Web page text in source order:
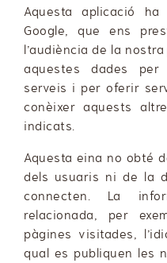
Aquesta aplicació
Google, que ens
l’audiència de la
aquestes dades
serveis i per oferir
conèixer aquests
indicats.
Aquesta eina no obté
dels usuaris ni de la
connecten. La
relacionada, per
pàgines visitades,
qual es publiquen les